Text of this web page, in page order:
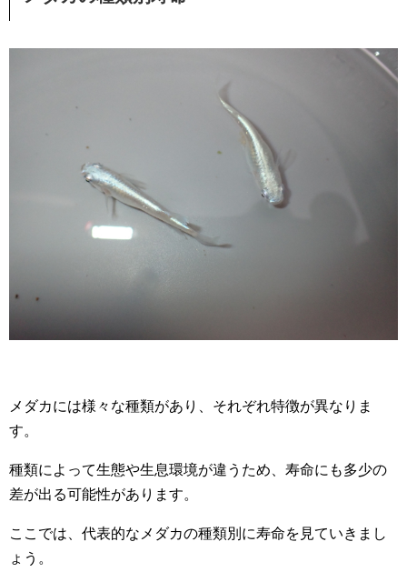
メダカには様々な種類があり、それぞれ特徴が異なりま
す。
種類によって生態や生息環境が違うため、寿命にも多少の
差が出る可能性があります。
ここでは、代表的なメダカの種類別に寿命を見ていきまし
ょう。